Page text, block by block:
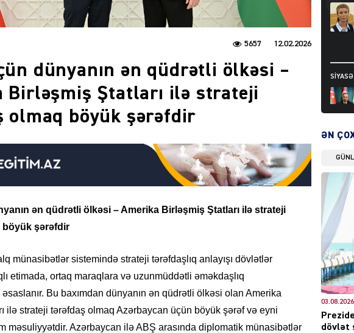
12.02.2026
5657
dünyanın ən qüdrətli ölkəsi –
Birləşmiş Ştatları ilə strateji
olmaq böyük şərəfdir
ən qüdrətli ölkəsi – Amerika Birləşmiş Ştatları ilə strateji
böyük şərəfdir
münasibətlər sistemində strateji tərəfdaşlıq anlayışı dövlətlər
etimada, ortaq maraqlara və uzunmüddətli əməkdaşlıq
Bu baxımdan dünyanın ən qüdrətli ölkəsi olan Amerika
ilə strateji tərəfdaş olmaq Azərbaycan üçün böyük şərəf və eyni
məsuliyyətdir. Azərbaycan ilə ABŞ arasında diplomatik münasibətlər
DÜNYA
DÜNYA
ƏN
03.08.2026
dövlət